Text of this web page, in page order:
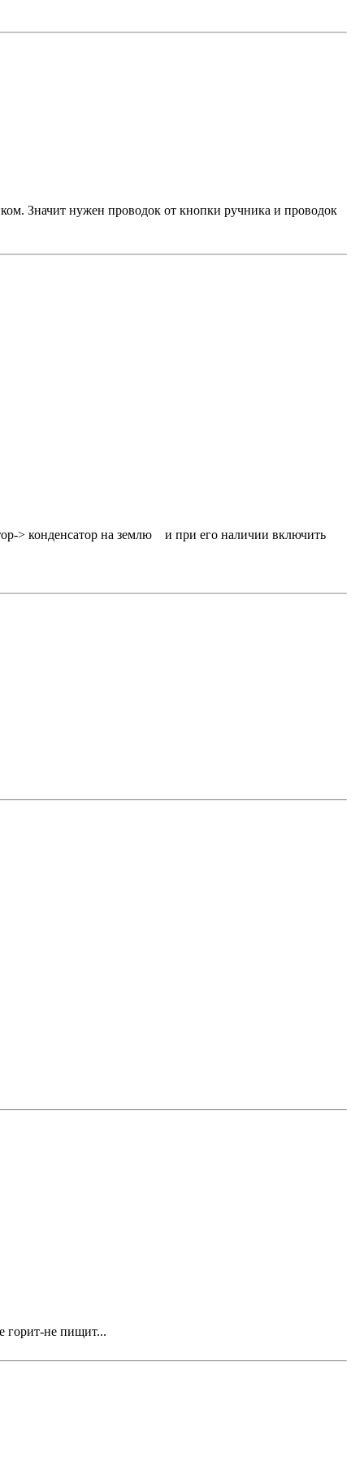
Значит нужен проводок от кнопки ручника и проводок
> конденсатор на землю и при его наличии включить
горит-не пищит...